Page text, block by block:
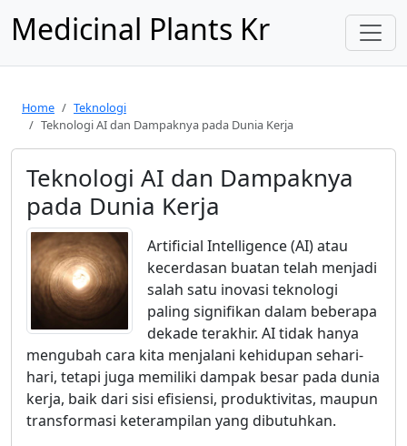
Medicinal Plants Kr
Home
Teknologi
Teknologi AI dan Dampaknya pada Dunia Kerja
Teknologi AI dan Dampaknya
pada Dunia Kerja
Artificial Intelligence (AI) atau
kecerdasan buatan telah menjadi
salah satu inovasi teknologi
paling signifikan dalam beberapa
dekade terakhir. AI tidak hanya
mengubah cara kita menjalani kehidupan sehari-
hari, tetapi juga memiliki dampak besar pada dunia
kerja, baik dari sisi efisiensi, produktivitas, maupun
transformasi keterampilan yang dibutuhkan.